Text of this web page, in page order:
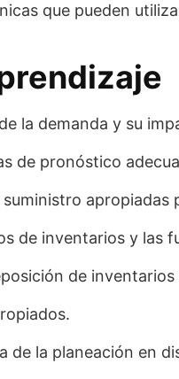
que pueden
la demanda y su
de pronóstico
apropiadas
de inventarios y las
de inventarios
de la planeación en